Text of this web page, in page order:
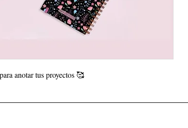
anotar tus proyectos 🥰